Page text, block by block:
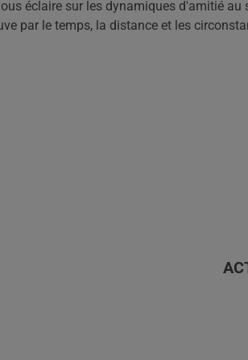
éclaire sur les dynamiques d'amitié
par le temps, la distance et les